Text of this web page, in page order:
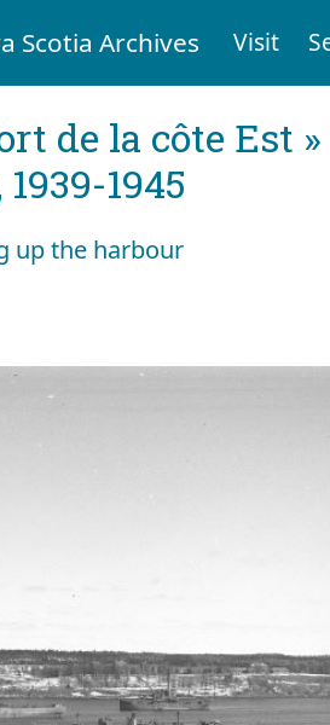
Scotia Archives Visit
de la côte Est
1945
up the harbour